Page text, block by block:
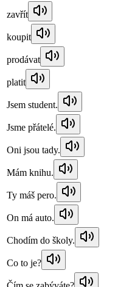
zavřít
koupit
prodávat
platit
Jsem student.
Jsme přátelé.
Oni jsou tady.
Mám knihu.
Ty máš pero.
On má auto.
Chodím do školy.
Co to je?